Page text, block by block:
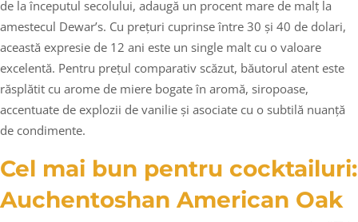
de la începutul secolului, adaugă un procent mare de malț la
amestecul Dewar’s. Cu prețuri cuprinse între 30 și 40 de dolari,
această expresie de 12 ani este un single malt cu o valoare
excelentă. Pentru prețul comparativ scăzut, băutorul atent este
răsplătit cu arome de miere bogate în aromă, siropoase,
accentuate de explozii de vanilie și asociate cu o subtilă nuanță
de condimente.
Cel mai bun pentru cocktailuri:
Auchentoshan American Oak